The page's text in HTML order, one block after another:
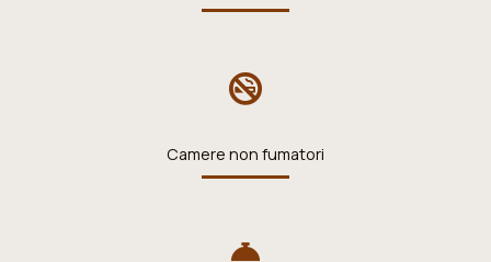
Camere non fumatori